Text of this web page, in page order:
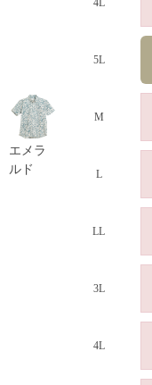
4L
5L
エメラ
ルド
M
L
LL
3L
4L